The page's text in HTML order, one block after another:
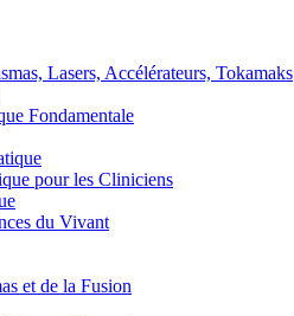
Lasers, Accélérateurs, Tokamaks
Fondamentale
pour les Cliniciens
du Vivant
et de la Fusion